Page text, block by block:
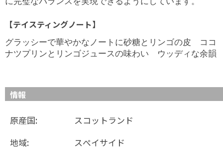
【テイスティングノート】
グラッシーで華やかなノートに砂糖とリンゴの皮 ココ
ナツプリンとリンゴジュースの味わい ウッディな余韻
情報
原産国:
スコットランド
地域:
スぺイサイド